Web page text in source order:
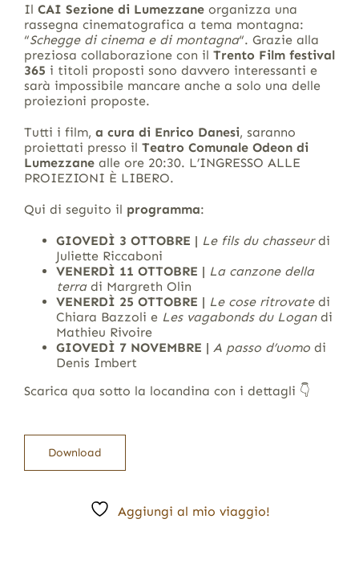
Il CAI Sezione di Lumezzaneorganizza una
rassegna cinematografica a tema montagna:
“Schegge di cinema e di montagna“. Grazie alla
preziosa collaborazione con il Trento Film festival
365 i titoli proposti sono davvero interessanti e
sarà impossibile mancare anche a solo una delle
proiezioni proposte.
Tutti i film, a cura di Enrico Danesi, saranno
proiettati presso il Teatro Comunale Odeon di
Lumezzanealle ore 20:30. L’INGRESSO ALLE
PROIEZIONI È LIBERO.
Qui di seguito il programma:
GIOVEDÌ 3 OTTOBRE | Le fils du chasseurdi
Juliette Riccaboni
VENERDÌ 11 OTTOBRE | La canzone della
terradi Margreth Olin
VENERDÌ 25 OTTOBRE | Le cose ritrovatedi
Chiara Bazzoli e Les vagabonds du Logandi
Mathieu Rivoire
GIOVEDÌ 7 NOVEMBRE | A passo d’uomodi
Denis Imbert
Scarica qua sotto la locandina con i dettagli 👇​
Download
Aggiungi al mio viaggio!